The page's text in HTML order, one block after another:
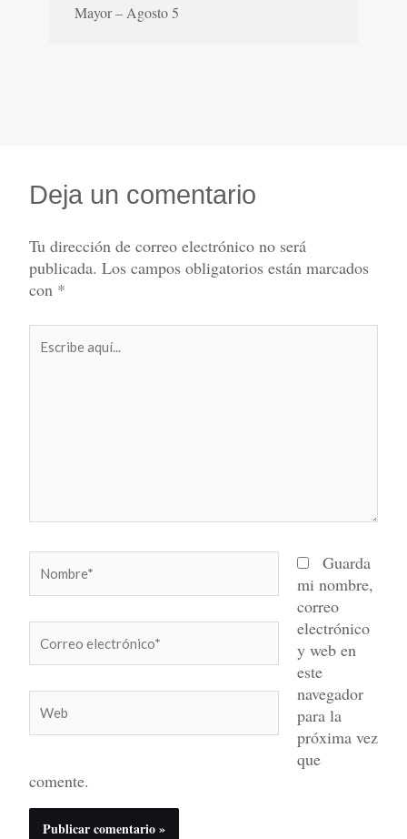
Mayor – Agosto 5
Deja un comentario
Tu dirección de correo electrónico no será
publicada. Los campos obligatorios están marcados
con *
aquí...
electrónico*
Guarda
mi nombre,
correo
electrónico
y web en
este
navegador
para la
próxima vez
que
comente.